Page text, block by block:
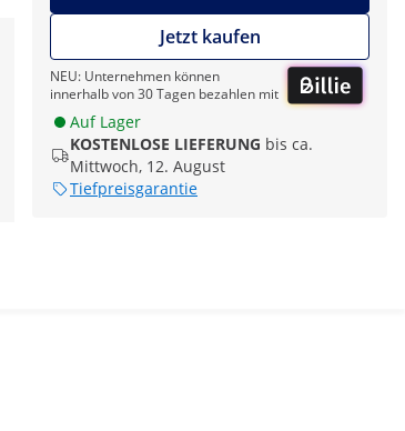
Jetzt kaufen
NEU: Unternehmen können
innerhalb von 30 Tagen bezahlen mit
Auf Lager
KOSTENLOSE LIEFERUNG bis ca.
Mittwoch, 12. August
Tiefpreisgarantie